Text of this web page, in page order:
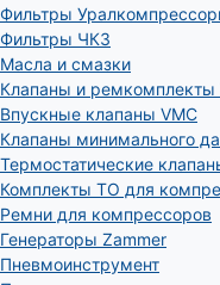
Фильтры
Фильтры ЧКЗ
Масла и смазки
Клапаны и ремкомплекты
Впускные клапаны VMC
Клапаны минимального
Термостатические
Комплекты ТО для
Ремни для компрессоров
Генераторы Zammer
Пневмоинструмент